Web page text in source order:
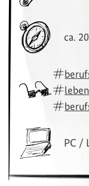
ca.
PC /